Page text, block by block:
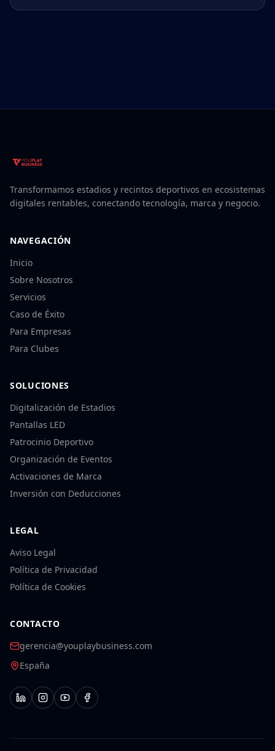
Transformamos estadios y recintos deportivos en ecosistemas
digitales rentables, conectando tecnología, marca y negocio.
NAVEGACIÓN
Inicio
Sobre Nosotros
Servicios
Caso de Éxito
Para Empresas
Para Clubes
SOLUCIONES
Digitalización de Estadios
Pantallas LED
Patrocinio Deportivo
Organización de Eventos
Activaciones de Marca
Inversión con Deducciones
LEGAL
Aviso Legal
Política de Privacidad
Política de Cookies
CONTACTO
gerencia@youplaybusiness.com
España